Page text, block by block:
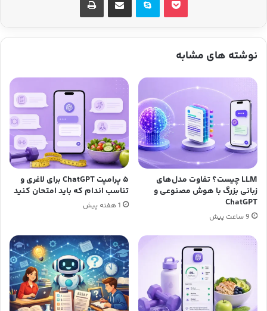
نوشته های مشابه
LLM چیست؟ تفاوت مدل‌های
زبانی بزرگ با هوش مصنوعی و
ChatGPT
9 ساعت پیش
۵ پرامپت ChatGPT برای لاغری و
تناسب اندام که باید امتحان کنید
1 هفته پیش